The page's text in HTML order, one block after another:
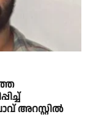
അറസ്റ്റിൽ